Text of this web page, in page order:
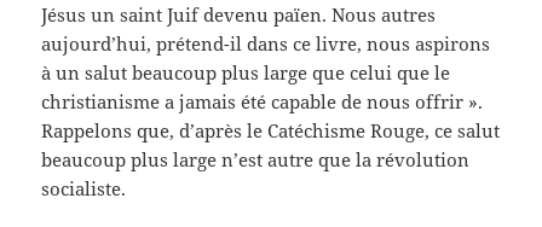
Jésus un saint Juif devenu païen. Nous autres
aujourd’hui, prétend-il dans ce livre, nous aspirons
à un salut beaucoup plus large que celui que le
christianisme a jamais été capable de nous offrir ».
Rappelons que, d’après le Catéchisme Rouge, ce salut
beaucoup plus large n’est autre que la révolution
socialiste.